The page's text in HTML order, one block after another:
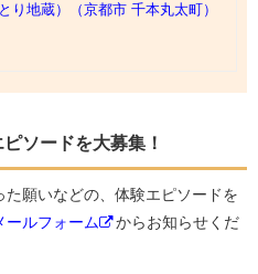
り地蔵）（京都市 千本丸太町）
ソードを大募集！
願いなどの、体験エピソードを
ールフォーム
からお知らせくだ